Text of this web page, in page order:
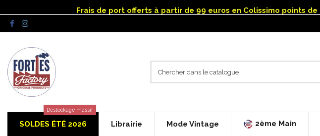
Frais de port offerts à partir de 99 euros en Colissimo points
SOLDES ÉTÉ 2026
Déstockage massif
Librairie Mode Vintage 2ème Main